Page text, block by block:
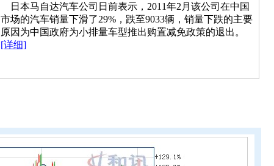
日本马自达汽车公司日前表示，2011年2月该公司在中国
市场的汽车销量下滑了29%，跌至9033辆，销量下跌的主要
原因为中国政府为小排量车型推出购置减免政策的退出。
[详细]